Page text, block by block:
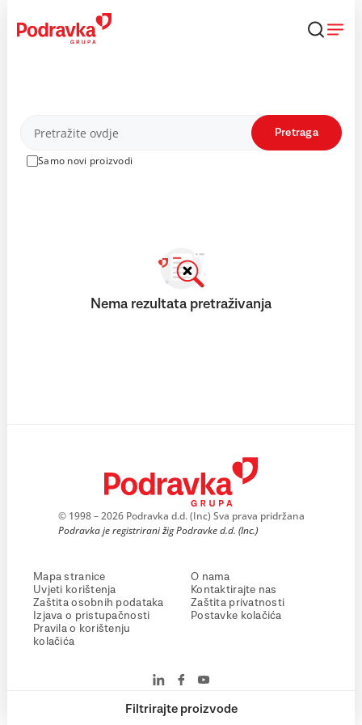
content
Proizvodi
Samo novi proizvodi
Pretraga
Filtrirajte proizvode
Nema rezultata pretraživanja
© 1998 – 2026 Podravka d.d. (Inc) Sva prava pridržana
Podravka je registrirani žig Podravke d.d. (Inc.)
Mapa stranice
Uvjeti korištenja
Zaštita osobnih podataka
Izjava o pristupačnosti
Pravila o korištenju
kolačića
O nama
Kontaktirajte nas
Zaštita privatnosti
Postavke kolačića